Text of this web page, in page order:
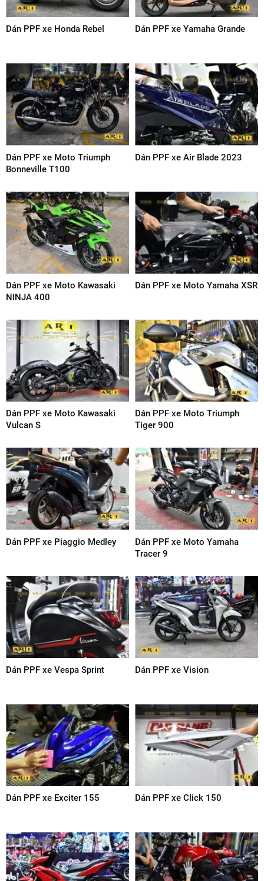
Dán PPF xe Honda Rebel Dán PPF xe Yamaha Grande
Dán PPF xe Moto Triumph
Bonneville T100
Dán PPF xe Air Blade 2023
Dán PPF xe Moto Kawasaki
NINJA 400
Dán PPF xe Moto Yamaha XSR
Dán PPF xe Moto Kawasaki
Vulcan S
Dán PPF xe Moto Triumph
Tiger 900
Dán PPF xe Piaggio Medley
Dán PPF xe Moto Yamaha
Tracer 9
Dán PPF xe Vespa Sprint Dán PPF xe Vision
Dán PPF xe Exciter 155 Dán PPF xe Click 150